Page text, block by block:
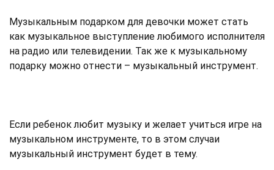
Музыкальным подарком для девочки может стать
как музыкальное выступление любимого исполнителя
на радио или телевидении. Так же к музыкальному
подарку можно отнести – музыкальный инструмент.
Если ребенок любит музыку и желает учиться игре на
музыкальном инструменте, то в этом случаи
музыкальный инструмент будет в тему.